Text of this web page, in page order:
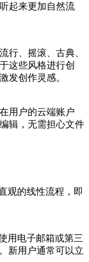
起来更加自然流
行、摇滚、古典、
这些风格进行创
发创作灵感。
用户的云端账户
辑，无需担心文件
观的线性流程，即
用电子邮箱或第三
新用户通常可以立